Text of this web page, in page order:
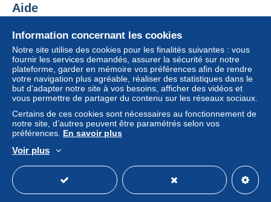
Information concernant les cookies
Notre site utilise des cookies pour les finalités suivantes : vous
fournir les services demandés, assurer la sécurité sur notre
plateforme, garder en mémoire vos préférences afin de rendre
votre navigation plus agréable, réaliser des statistiques dans le
but d’adapter notre site à vos besoins, afficher des vidéos et
vous permettre de partager du contenu sur les réseaux sociaux.
Certains de ces cookies sont nécessaires au fonctionnement de
notre site, d’autres peuvent être paramétrés selon vos
préférences. En savoir plus
Voir plus
Aide
Acheter sur Delcampe
Vendre sur Delcampe
Un site sécurisé